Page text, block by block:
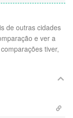
de outras cidades
e ver a
tiver,